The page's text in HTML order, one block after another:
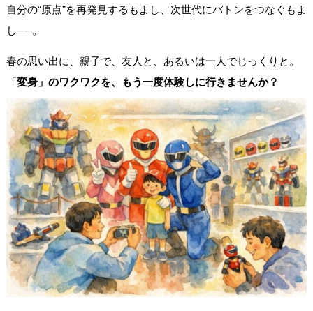
自分の“原点”を再発見するもよし、次世代にバトンをつなぐもよ
し──。
春の思い出に、親子で、友人と、あるいは一人でじっくりと。
「変身」のワクワクを、もう一度体験しに行きませんか？